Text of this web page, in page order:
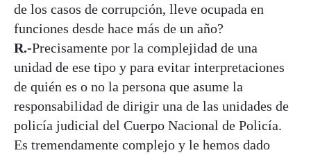
de los casos de corrupción, lleve ocupada en
funciones desde hace más de un año?
R.-Precisamente por la complejidad de una
unidad de ese tipo y para evitar interpretaciones
de quién es o no la persona que asume la
responsabilidad de dirigir una de las unidades de
policía judicial del Cuerpo Nacional de Policía.
Es tremendamente complejo y le hemos dado